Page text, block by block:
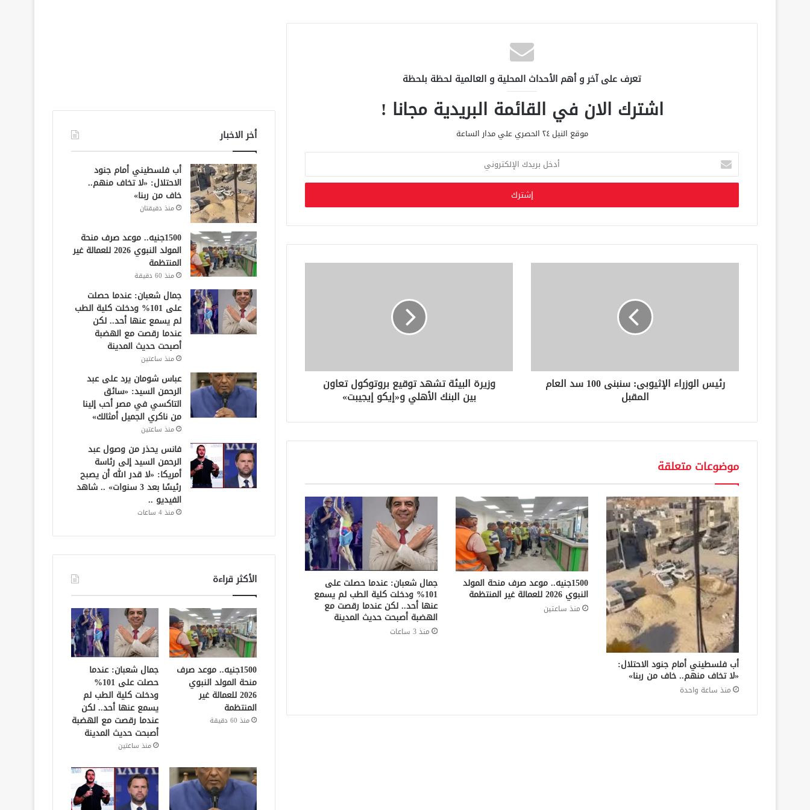
تعرف على آخر و أهم الأحداث المحلية و العالمية لحظة بلحظة
اشترك الان في القائمة البريدية مجانا !
موقع النيل ٢٤ الحصري علي مدار الساعة
خ
ب
د
ك
ن
رئيس الوزراء الإثيوبى: سنبنى 100 سد العام
المقبل
وزيرة البيئة تشهد توقيع بروتوكول تعاون
بين البنك الأهلي و«إيكو إيجيبت»
موضوعات متعلقة
أب فلسطيني أمام جنود الاحتلال:
«لا تخاف منهم.. خاف من ربنا»
منذ ساعة واحدة
1500جنيه.. موعد صرف منحة المولد
النبوي 2026 للعمالة غير المنتظمة
منذ ساعتين
جمال شعبان: عندما حصلت على
101% ودخلت كلية الطب لم يسمع
عنها أحد.. لكن عندما رقصت مع
الهضبة أصبحت حديث المدينة
منذ 3 ساعات
أخر الاخبار
أب فلسطيني أمام جنود
الاحتلال: «لا تخاف منهم..
خاف من ربنا»
منذ دقيقتان
1500جنيه.. موعد صرف منحة
المولد النبوي 2026 للعمالة غير
المنتظمة
منذ 60 دقيقة
جمال شعبان: عندما حصلت
على 101% ودخلت كلية الطب
لم يسمع عنها أحد.. لكن
عندما رقصت مع الهضبة
أصبحت حديث المدينة
منذ ساعتين
عباس شومان يرد على عبد
الرحمن السيد: «سائق
التاكسي في مصر أحب إلينا
من ناكري الجميل أمثالك»
منذ ساعتين
فانس يحذر من وصول عبد
الرحمن السيد إلى رئاسة
أمريكا: «لا قدر الله أن يصبح
رئيسًا بعد 3 سنوات» .. شاهد
الفيديو ..
منذ 4 ساعات
الأكثر قراءة
1500جنيه.. موعد صرف
منحة المولد النبوي
2026 للعمالة غير
المنتظمة
منذ 60 دقيقة
جمال شعبان: عندما
حصلت على 101%
ودخلت كلية الطب لم
يسمع عنها أحد.. لكن
عندما رقصت مع الهضبة
أصبحت حديث المدينة
منذ ساعتين